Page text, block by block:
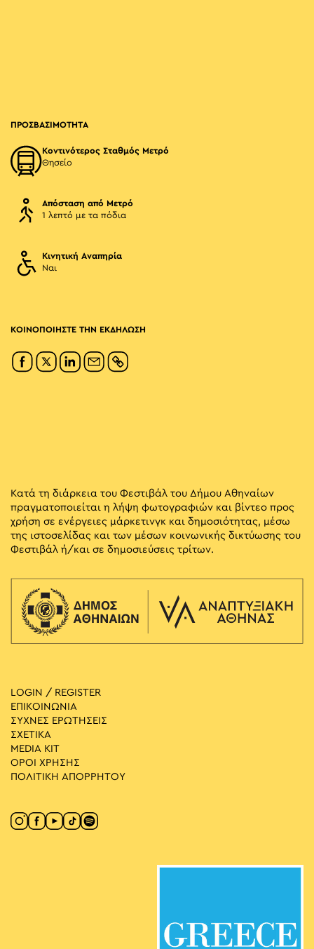
ΠΡΟΣΒΑΣΙΜΟΤΗΤΑ
Κοντινότερος Σταθμός Μετρό
Θησείο
Απόσταση από Μετρό
1 λεπτό με τα πόδια
Κινητική Αναπηρία
Ναι
ΚΟΙΝΟΠΟΙΗΣΤΕ ΤΗΝ ΕΚΔΗΛΩΣΗ
Κατά τη διάρκεια του Φεστιβάλ του Δήμου Αθηναίων
πραγματοποιείται η λήψη φωτογραφιών και βίντεο προς
χρήση σε ενέργειες μάρκετινγκ και δημοσιότητας, μέσω
της ιστοσελίδας και των μέσων κοινωνικής δικτύωσης του
Φεστιβάλ ή/και σε δημοσιεύσεις τρίτων.
LOGIN / REGISTER
ΕΠΙΚΟΙΝΩΝΙΑ
ΣΥΧΝΕΣ ΕΡΩΤΗΣΕΙΣ
ΣΧΕΤΙΚΑ
MEDIA ΚIT
ΟΡΟΙ ΧΡΗΣΗΣ
ΠΟΛΙΤΙΚΗ ΑΠΟΡΡΗΤΟΥ